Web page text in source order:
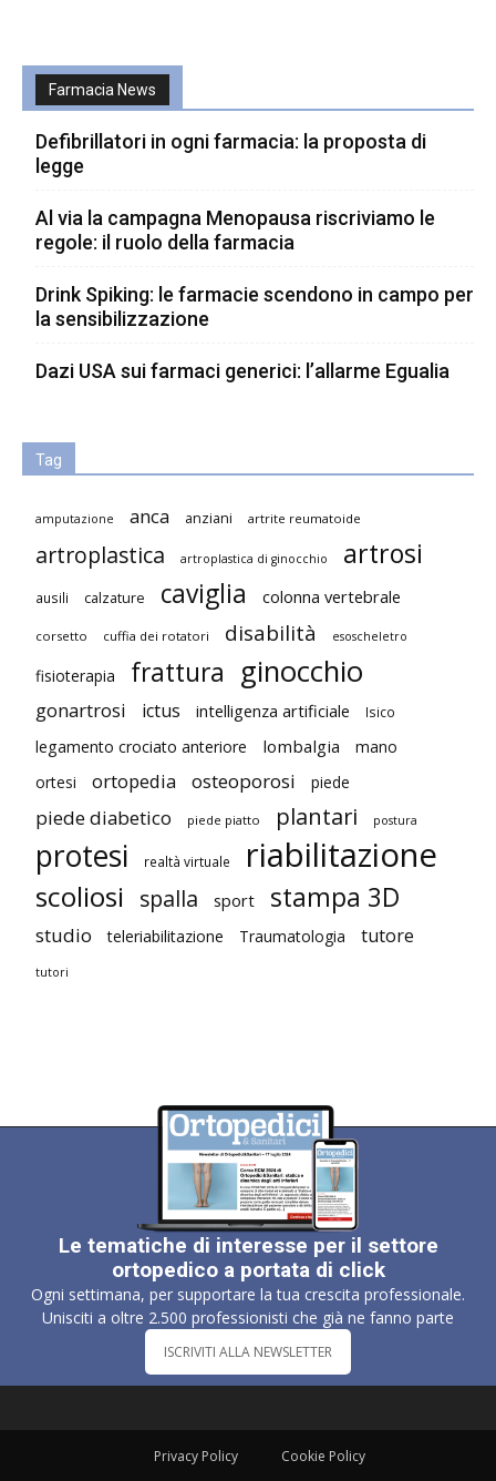
Farmacia News
Defibrillatori in ogni farmacia: la proposta di
legge
Al via la campagna Menopausa riscriviamo le
regole: il ruolo della farmacia
Drink Spiking: le farmacie scendono in campo per
la sensibilizzazione
Dazi USA sui farmaci generici: l’allarme Egualia
Tag
amputazione anca anziani artrite reumatoide
artroplastica artroplastica di ginocchio artrosi
ausili calzature caviglia colonna vertebrale
corsetto cuffia dei rotatori disabilità esoscheletro
fisioterapia frattura ginocchio
gonartrosi ictus intelligenza artificiale Isico
legamento crociato anteriore lombalgia
mano
ortesi
ortopedia osteoporosi piede
piede diabetico piede piatto plantari postura
protesi realtà virtuale riabilitazione
scoliosi spalla sport stampa 3D
studio teleriabilitazione Traumatologia tutore
tutori
Le tematiche di interesse per il settore
ortopedico a portata di click
Ogni settimana, per supportare la tua crescita professionale.
Unisciti a oltre 2.500 professionisti che già ne fanno parte
ISCRIVITI ALLA NEWSLETTER
Privacy Policy Cookie Policy